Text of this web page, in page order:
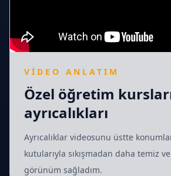
VIDEO ANLATIM
Özel öğretim
ayrıcalıkları
Ayrıcalıklar videosunu üstte
kutularıyla sıkışmadan daha temiz
görünüm sağladım.